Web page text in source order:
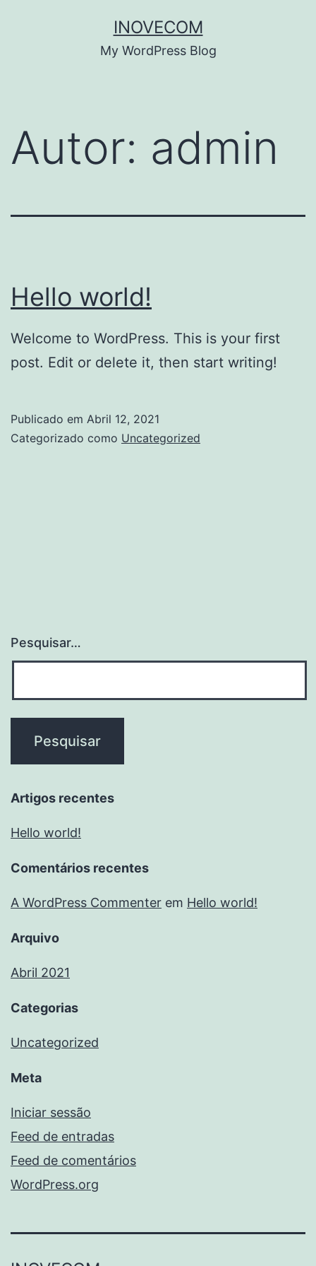
INOVECOM
My WordPress Blog
Autor: admin
Hello world!
Welcome to WordPress. This is your first
post. Edit or delete it, then start writing!
Publicado em Abril 12, 2021
Categorizado como Uncategorized
Pesquisar…
Artigos recentes
Hello world!
Comentários recentes
A WordPress Commenter em Hello world!
Arquivo
Abril 2021
Categorias
Uncategorized
Meta
Iniciar sessão
Feed de entradas
Feed de comentários
WordPress.org